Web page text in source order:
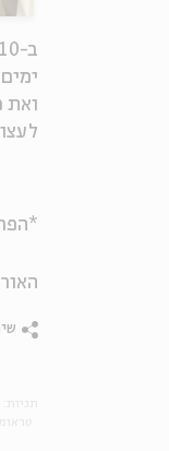
ואת